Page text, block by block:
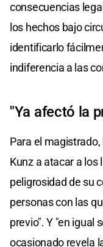
consecuencias
los hechos bajo
identificarlo
indiferencia a las
"Ya afectó la
Para el
Kunz a atacar a los
peligrosidad de su
personas con las
previo". Y "en igual
ocasionado revela